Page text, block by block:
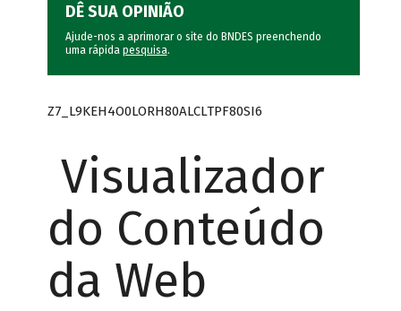
DÊ SUA OPINIÃO
Ajude-nos a aprimorar o site do BNDES preenchendo
uma rápida pesquisa.
Z7_L9KEH4O0LORH80ALCLTPF80SI6
Visualizador
do Conteúdo
da Web